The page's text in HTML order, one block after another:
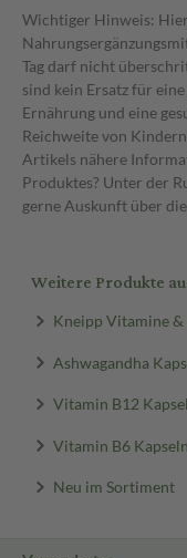
Wichtiger Hinweis:
Tag darf nicht
sind kein Ersatz für
Ernährung und eine
Reichweite von
Artikels nähere
Produktes? Unter der
gerne Auskunft über
Weitere Produkte
Kneipp Vitamine
Ashwagandha
Vitamin B12
Vitamin B6 Kapseln
Neu im Sortiment